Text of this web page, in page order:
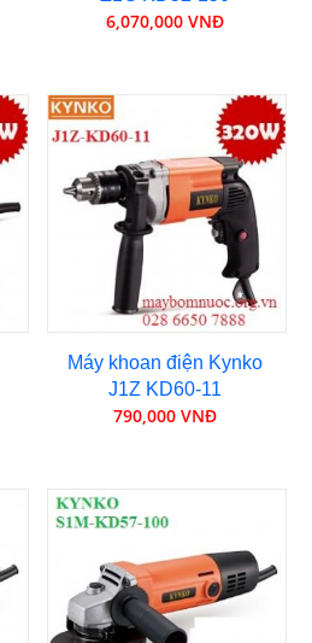
6,070,000 VNĐ
Máy khoan điện Kynko
J1Z KD60-11
790,000 VNĐ